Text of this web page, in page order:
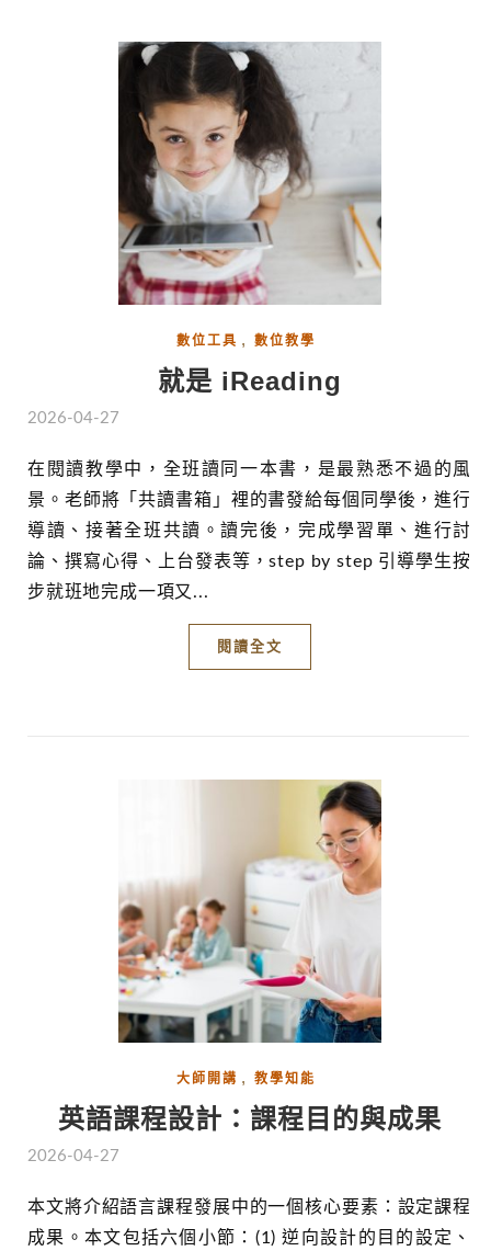
數位工具 , 數位教學
就是 iReading
2026-04-27
在閱讀教學中，全班讀同一本書，是最熟悉不過的風
景。老師將「共讀書箱」裡的書發給每個同學後，進行
導讀、接著全班共讀。讀完後，完成學習單、進行討
論、撰寫心得、上台發表等，step by step 引導學生按
步就班地完成一項又...
閱讀全文
大師開講 , 教學知能
英語課程設計：課程目的與成果
2026-04-27
本文將介紹語言課程發展中的一個核心要素：設定課程
成果。本文包括六個小節：(1) 逆向設計的目的設定、